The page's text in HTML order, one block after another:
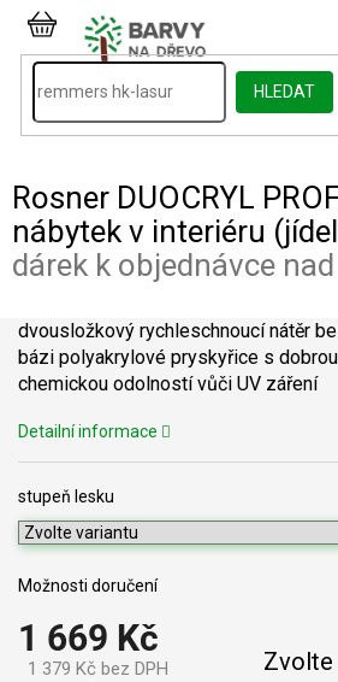
Přejít
obsah
HLEDAT
NÁKUPNÍ
KOŠÍK
Rosner DUOCRYL
nábytek v interiéru
dárek k objednávce
1 669 Kč
1 379 Kč bez DPH Zvolte
stupeň lesku
Možnosti doručení
dvousložkový rychleschnoucí nátěr
bázi polyakrylové pryskyřice s
chemickou odolností vůči UV záření
Detailní informace